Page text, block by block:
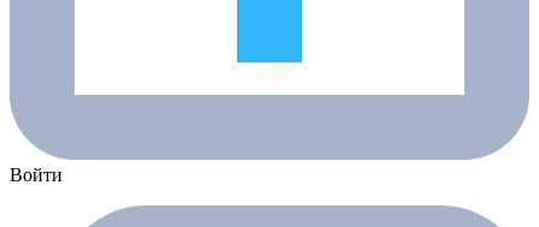
Войти